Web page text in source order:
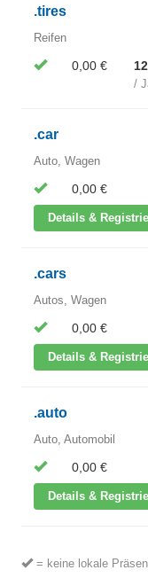
.tires
Reifen
0,00 €
/
.car
Auto, Wagen
0,00 €
Details &
.cars
Autos, Wagen
0,00 €
Details &
.auto
Auto, Automobil
0,00 €
Details &
= keine lokale